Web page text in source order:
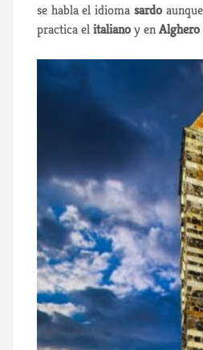
se habla el idioma sardo
practica elitalianoy enAlghero